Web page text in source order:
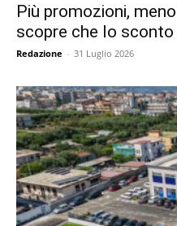
Più promozioni,
scopre che lo
Redazione - 31 Luglio 2026